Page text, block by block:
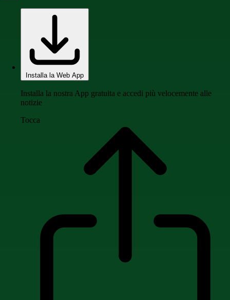
Installa la Web App
Installa la nostra App gratuita e accedi più velocemente alle
notizie
Tocca